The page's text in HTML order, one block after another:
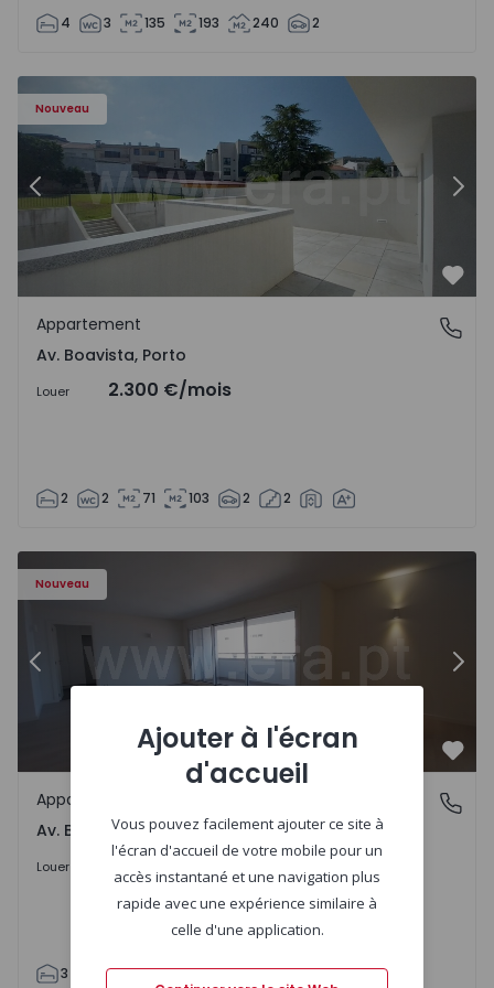
4 3 135 193 240 2
Nouveau
Appartement T2 Porto, Av. Boavista - 1575459 - 4
Précédent
Av. Boavista, Porto
Appartement
Av. Boavista, Porto
Louer 2.300 €/mois
2 2 71 103 2 2
Nouveau
Appartement T3 Porto, Av. Boavista - 1575472 - 5
Précédent
Av. Boavista, Porto
Appartement
Av. Boavista, Porto
Louer 2.300 € /mois
3 2 132 142 2 4
Ajouter à l'écran
d'accueil
Vous pouvez facilement ajouter ce site à
l'écran d'accueil de votre mobile pour un
accès instantané et une navigation plus
rapide avec une expérience similaire à
celle d'une application.